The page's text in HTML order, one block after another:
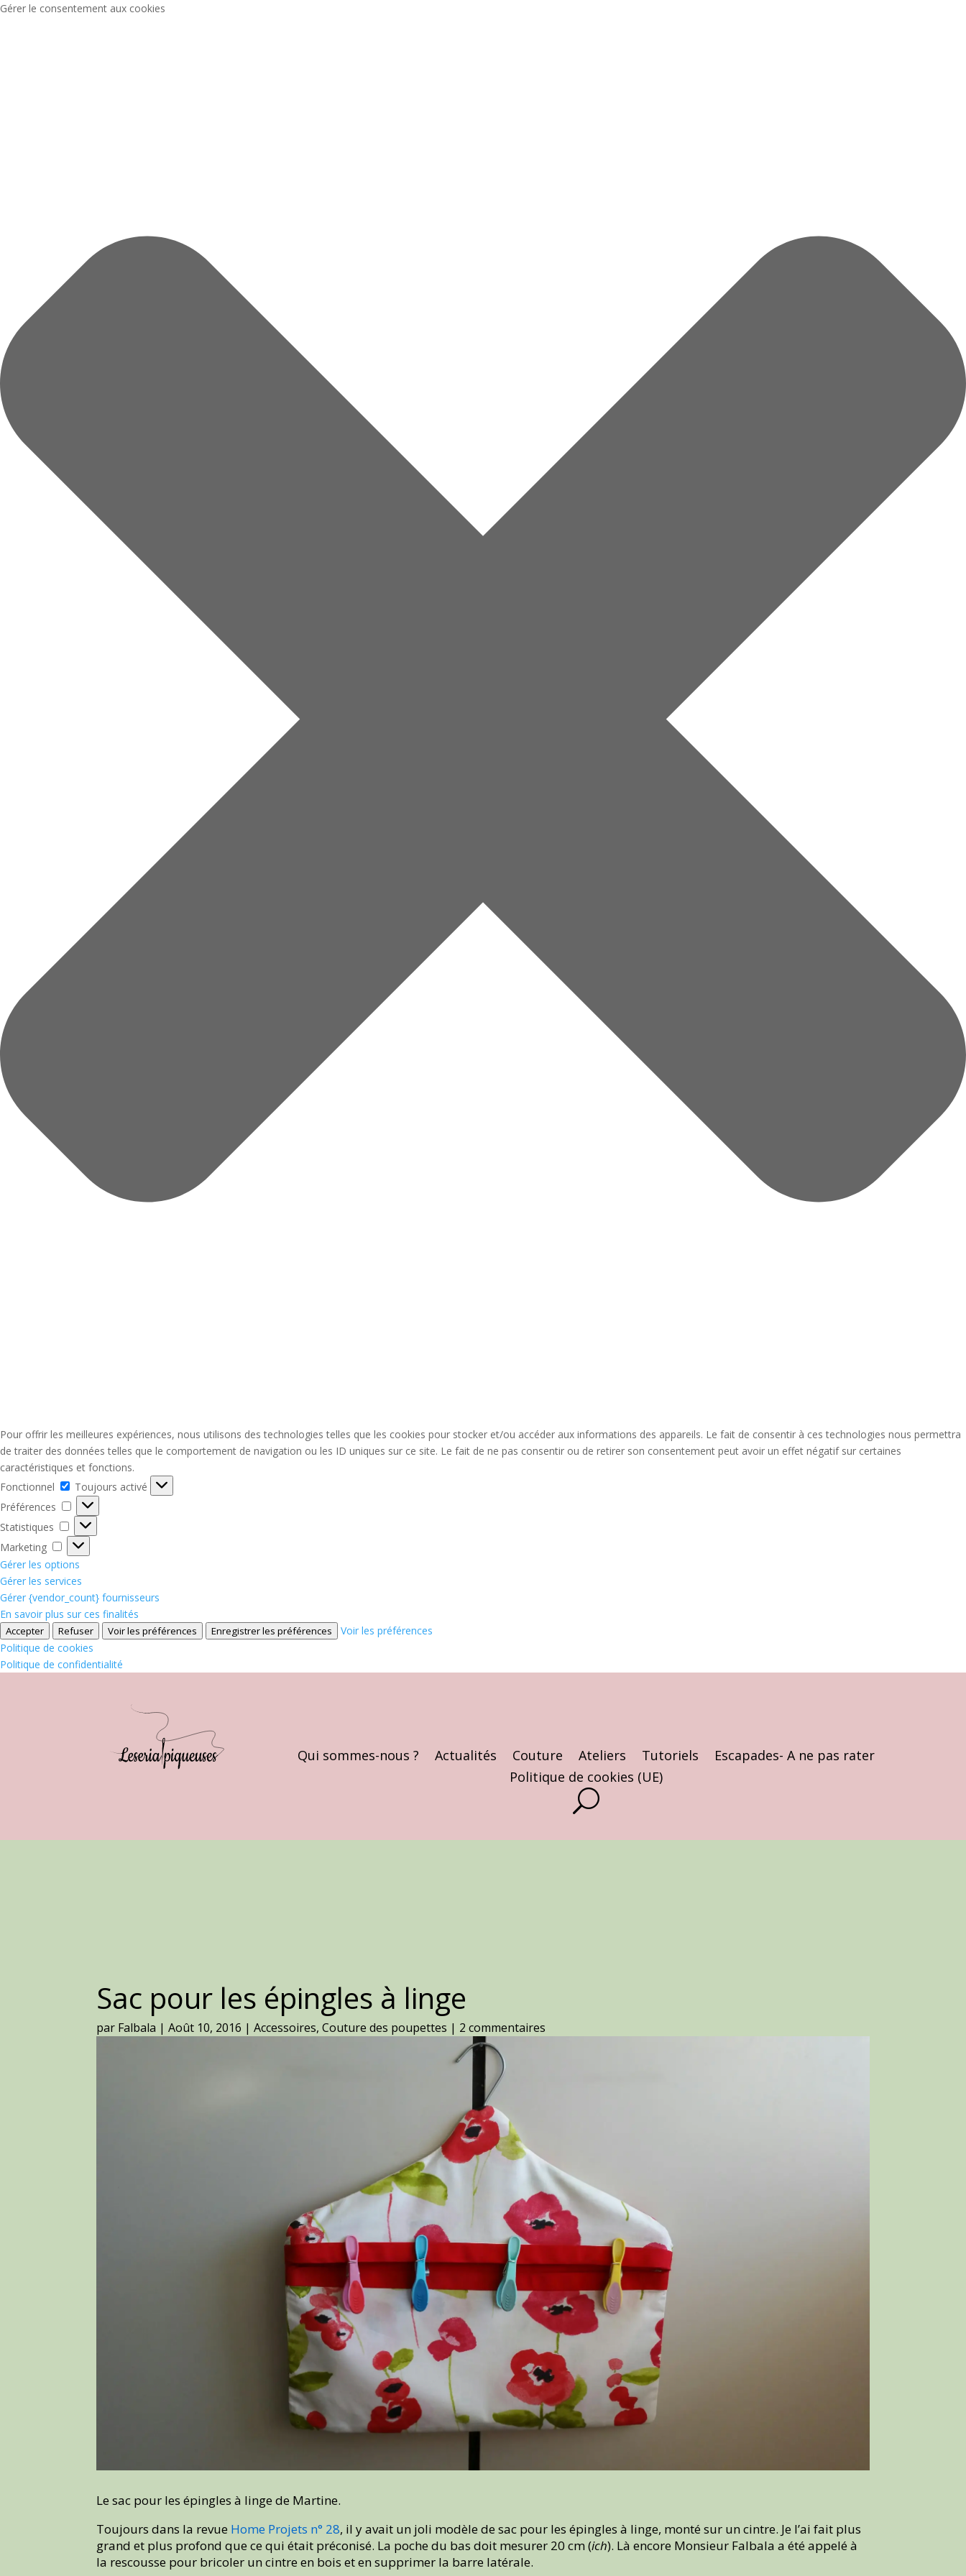
Gérer le consentement aux cookies
Pour offrir les meilleures expériences, nous utilisons des technologies telles que les cookies pour stocker et/ou accéder aux informations des appareils. Le fait de consentir à ces technologies nous permettra
de traiter des données telles que le comportement de navigation ou les ID uniques sur ce site. Le fait de ne pas consentir ou de retirer son consentement peut avoir un effet négatif sur certaines
caractéristiques et fonctions.
Fonctionnel
Fonctionnel
Toujours activé
Préférences
Préférences
Statistiques
Statistiques
Marketing
Marketing
Gérer les options
Gérer les services
Gérer {vendor_count} fournisseurs
En savoir plus sur ces finalités
Accepter Refuser Voir les préférences Enregistrer les préférences
Voir les préférences
Politique de cookies
Politique de confidentialité
Qui sommes-nous ? Actualités Couture Ateliers Tutoriels
Escapades- A ne pas rater
Politique de cookies (UE)
Sac pour les épingles à linge
par Falbala |Août 10, 2016 |Accessoires,Couture des poupettes | 2 commentaires
Le sac pour les épingles à linge de Martine.
Toujours dans la revue Home Projets n° 28, il y avait un joli modèle de sac pour les épingles à linge, monté sur un cintre. Je l’ai fait plus
grand et plus profond que ce qui était préconisé. La poche du bas doit mesurer 20 cm (ich). Là encore Monsieur Falbala a été appelé à
la rescousse pour bricoler un cintre en bois et en supprimer la barre latérale.